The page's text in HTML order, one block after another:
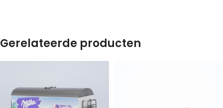
Gerelateerde producten